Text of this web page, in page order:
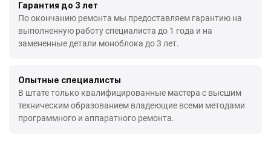
Гарантия до 3 лет
По окончанию ремонта мы предоставляем гарантию на
выполненную работу специалиста до 1 года и на
замененные детали моноблока до 3 лет.
Опытные специалисты
В штате только квалифицированные мастера с высшим
техническим образованием владеющие всеми методами
программного и аппаратного ремонта.